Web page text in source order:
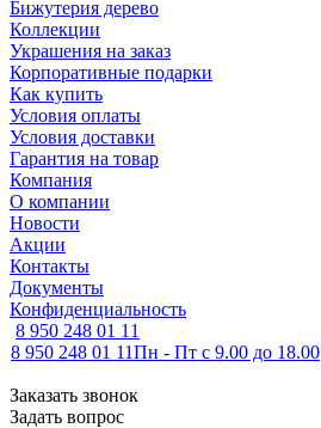
Бижутерия дерево
Коллекции
Украшения на заказ
Корпоративные подарки
Как купить
Условия оплаты
Условия доставки
Гарантия на товар
Компания
О компании
Новости
Акции
Контакты
Документы
Конфиденциальность
8 950 248 01 11
8 950 248 01 11Пн - Пт с 9.00 до 18.00
Заказать звонок
Задать вопрос